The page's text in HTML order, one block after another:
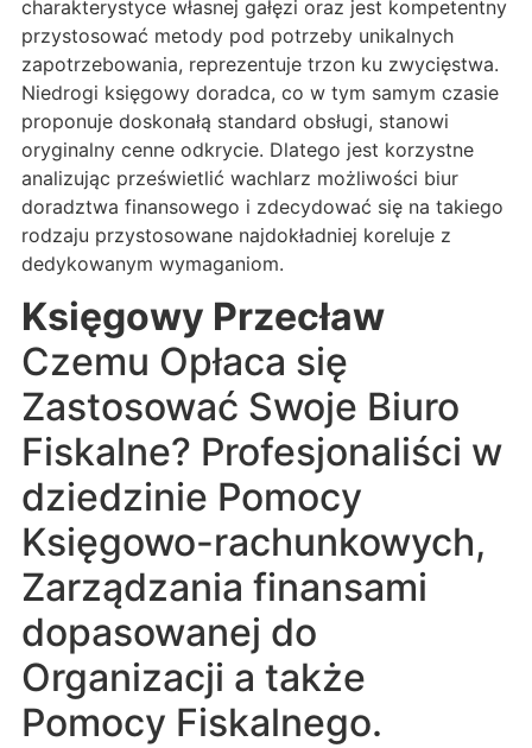
charakterystyce własnej gałęzi oraz jest kompetentny
przystosować metody pod potrzeby unikalnych
zapotrzebowania, reprezentuje trzon ku zwycięstwa.
Niedrogi księgowy doradca, co w tym samym czasie
proponuje doskonałą standard obsługi, stanowi
oryginalny cenne odkrycie. Dlatego jest korzystne
analizując prześwietlić wachlarz możliwości biur
doradztwa finansowego i zdecydować się na takiego
rodzaju przystosowane najdokładniej koreluje z
dedykowanym wymaganiom.
Księgowy Przecław
Czemu Opłaca się
Zastosować Swoje Biuro
Fiskalne? Profesjonaliści w
dziedzinie Pomocy
Księgowo-rachunkowych,
Zarządzania finansami
dopasowanej do
Organizacji a także
Pomocy Fiskalnego.